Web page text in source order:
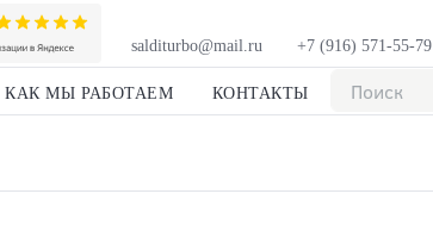
salditurbo@mail.ru +7 (916) 571-55-79
КАК МЫ РАБОТАЕМ КОНТАКТЫ